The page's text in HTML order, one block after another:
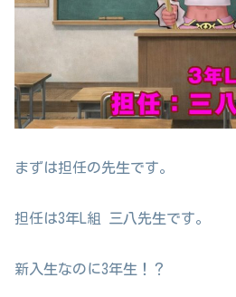
まずは担任の先生です。
担任は3年L組 三八先生です。
新入生なのに3年生！？